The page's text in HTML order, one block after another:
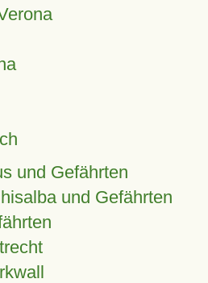
und Gefährten
und Gefährten